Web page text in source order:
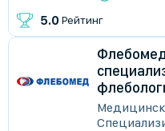
5.0 Рейтинг